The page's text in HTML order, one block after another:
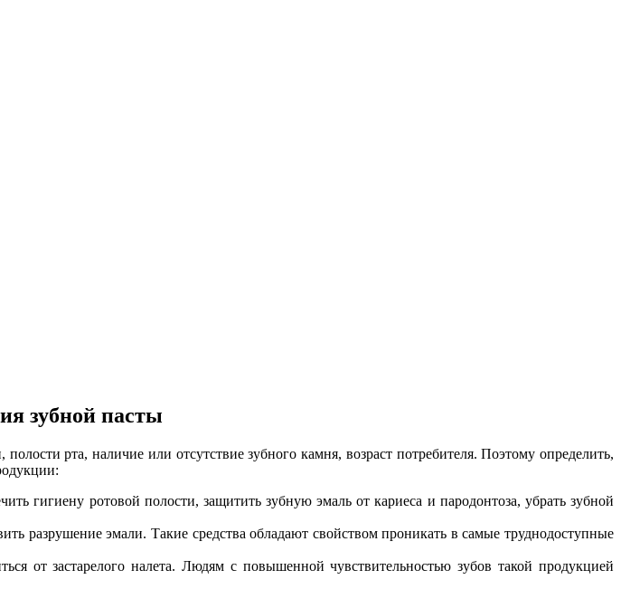
зубной пасты
рта, наличие или отсутствие зубного камня, возраст потребителя. Поэтому определить,
гигиену ротовой полости, защитить зубную эмаль от кариеса и пародонтоза, убрать зубной
разрушение эмали. Такие средства обладают свойством проникать в самые труднодоступные
от застарелого налета. Людям с повышенной чувствительностью зубов такой продукцией